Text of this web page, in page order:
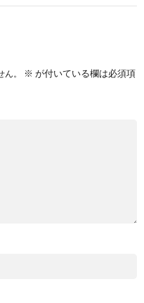
。 ※ が付いている欄は必須項